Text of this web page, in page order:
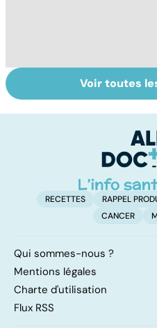
Conjonctivite,
kératite, uvéite :
Voir toutes
RECETTES RAPPEL
CANCER
Qui sommes-nous ?
Mentions légales
Charte d'utilisation
Flux RSS